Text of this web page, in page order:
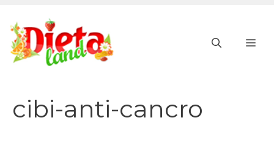
contenuto
cibi-anti-cancro